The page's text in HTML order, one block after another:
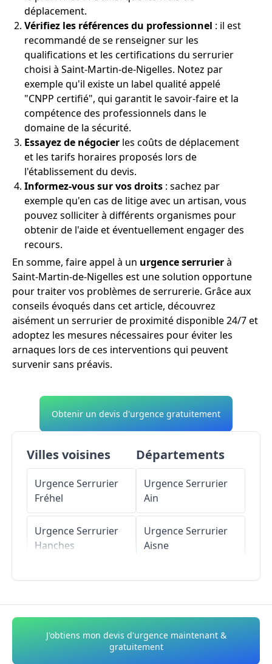
déplacement.
Vérifiez les références du professionnel : il est
recommandé de se renseigner sur les
qualifications et les certifications du serrurier
choisi à Saint-Martin-de-Nigelles. Notez par
exemple qu'il existe un label qualité appelé
"CNPP certifié", qui garantit le savoir-faire et la
compétence des professionnels dans le
domaine de la sécurité.
Essayez de négocier les coûts de déplacement
et les tarifs horaires proposés lors de
l'établissement du devis.
Informez-vous sur vos droits : sachez par
exemple qu'en cas de litige avec un artisan, vous
pouvez solliciter à différents organismes pour
obtenir de l'aide et éventuellement engager des
recours.
En somme, faire appel à un urgence serrurierà
Saint-Martin-de-Nigelles est une solution opportune
pour traiter vos problèmes de serrurerie. Grâce aux
conseils évoqués dans cet article, découvrez
aisément un serrurier de proximité disponible 24/7 et
adoptez les mesures nécessaires pour éviter les
arnaques lors de ces interventions qui peuvent
survenir sans préavis.
Obtenir un devis d'urgence gratuitement
Villes voisines
Urgence Serrurier
Fréhel
Urgence Serrurier
Hanches
Urgence Serrurier
Saint-Lucien
Départements
Urgence Serrurier
Ain
Urgence Serrurier
Aisne
Urgence Serrurier
Alpes-de-Haute-
J'obtiens mon devis d'urgence maintenant &
gratuitement